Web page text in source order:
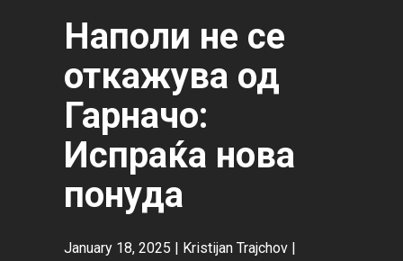
Наполи не се
откажува од
Гарначо:
Испраќа нова
понуда
January 18, 2025 | Kristijan Trajchov |